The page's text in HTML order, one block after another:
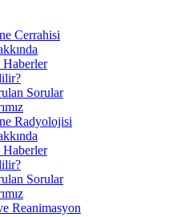
Cerrahisi
Sorular
Radyolojisi
Sorular
Reanimasyon